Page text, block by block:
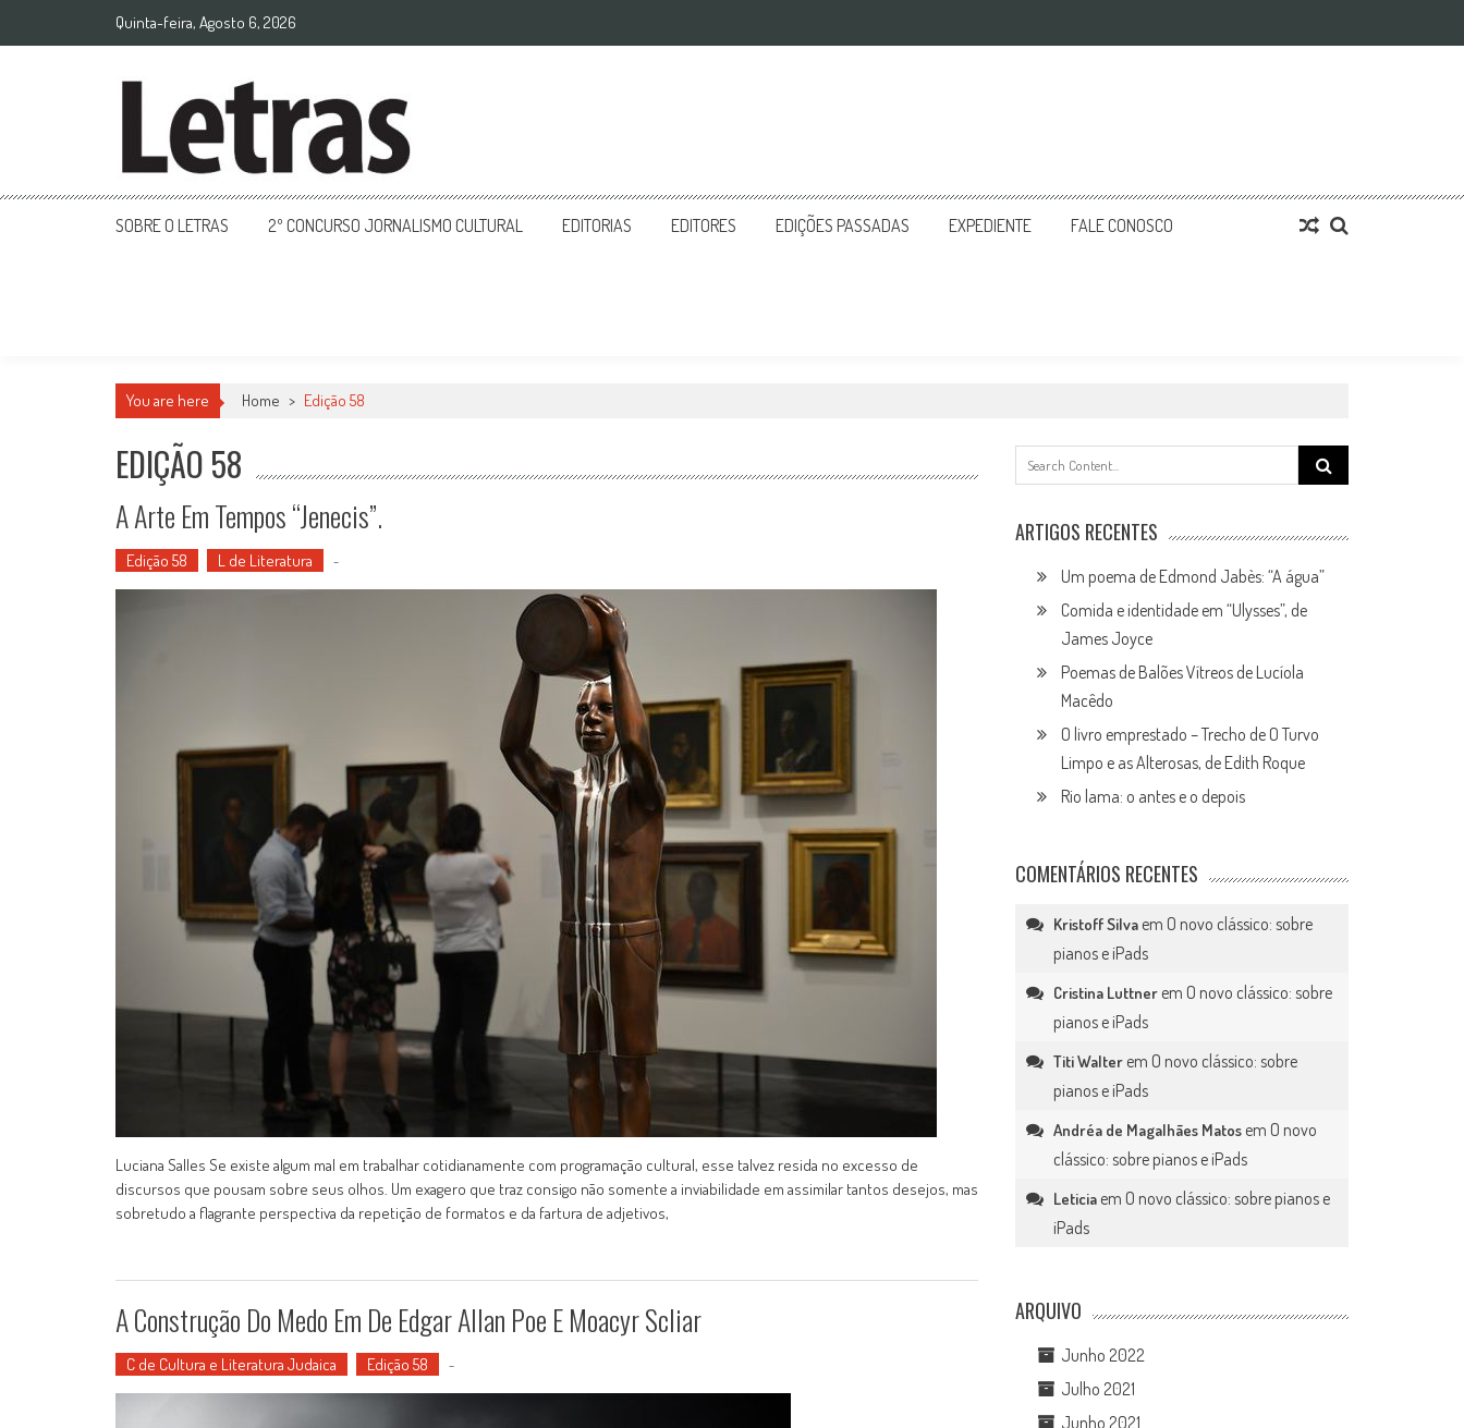
Quinta-feira, Agosto 6, 2026
SOBRE O LETRAS 2º CONCURSO JORNALISMO CULTURAL EDITORIAS EDITORES EDIÇÕES PASSADAS EXPEDIENTE FALE CONOSCO
You are here Home > Edição 58
EDIÇÃO 58
A Arte Em Tempos “jenecis”.
Edição 58 L de Literatura -
Luciana Salles Se existe algum mal em trabalhar cotidianamente com programação cultural, esse talvez resida no excesso de
discursos que pousam sobre seus olhos. Um exagero que traz consigo não somente a inviabilidade em assimilar tantos desejos, mas
sobretudo a flagrante perspectiva da repetição de formatos e da fartura de adjetivos,
A Construção Do Medo Em De Edgar Allan Poe E Moacyr Scliar
C de Cultura e Literatura Judaica Edição 58 -
Search
for:
ARTIGOS RECENTES
Um poema de Edmond Jabès: “A água”
Comida e identidade em “Ulysses”, de
James Joyce
Poemas de Balões Vítreos de Lucíola
Macêdo
O livro emprestado – Trecho de O Turvo
Limpo e as Alterosas, de Edith Roque
Rio lama: o antes e o depois
COMENTÁRIOS RECENTES
Kristoff Silva em O novo clássico: sobre
pianos e iPads
Cristina Luttner em O novo clássico: sobre
pianos e iPads
Titi Walter em O novo clássico: sobre
pianos e iPads
Andréa de Magalhães Matos em O novo
clássico: sobre pianos e iPads
Leticia em O novo clássico: sobre pianos e
iPads
ARQUIVO
Junho 2022
Julho 2021
Junho 2021